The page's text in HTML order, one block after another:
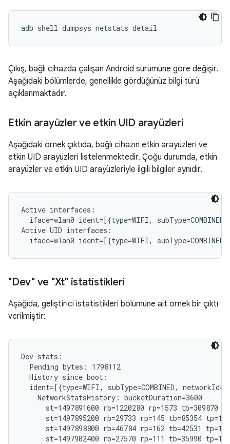
Çıkış, bağlı cihazda çalışan Android sürümüne göre değişir.
Aşağıdaki bölümlerde, genellikle gördüğünüz bilgi türü
açıklanmaktadır.
Etkin arayüzler ve etkin UID arayüzleri
Aşağıdaki örnek çıktıda, bağlı cihazın etkin arayüzleri ve
etkin UID arayüzleri listelenmektedir. Çoğu durumda, etkin
arayüzler ve etkin UID arayüzleriyle ilgili bilgiler aynıdır.
Active interfaces:
iface=wlan0 ident=[{type=WIFI,
Active UID interfaces:
"Dev" ve "Xt" istatistikleri
Aşağıda, geliştirici istatistikleri bölümüne ait örnek bir çıktı
verilmiştir:
Dev stats:
  Pending bytes: 1798112
  History since boot:
ident=[{type=WIFI, subType=COMBINED,
    NetworkStatsHistory: bucketDuration=3600
st=1497891600 rb=1220280 rp=1573 tb=309870
st=1497895200 rb=29733 rp=145 tb=85354
st=1497898800 rb=46784 rp=162 tb=42531
st=1497902400 rb=27570 rp=111 tb=35990